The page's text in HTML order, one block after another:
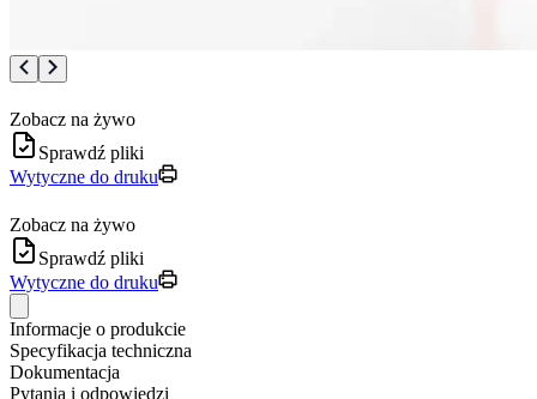
Zobacz na żywo
Sprawdź pliki
Wytyczne do druku
Zobacz na żywo
Sprawdź pliki
Wytyczne do druku
Informacje o produkcie
Specyfikacja techniczna
Dokumentacja
Pytania i odpowiedzi